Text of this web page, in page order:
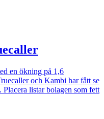
en ökning på 1,6
och Kambi har fått se
listar bolagen som fett